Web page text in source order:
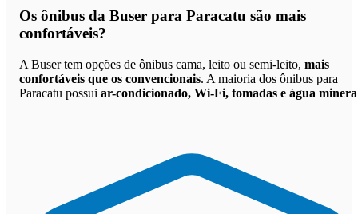
Os ônibus da Buser para Paracatu são mais
confortáveis?
A Buser tem opções de ônibus cama, leito ou semi-leito, mais
confortáveis que os convencionais. A maioria dos ônibus para
Paracatu possui ar-condicionado, Wi-Fi, tomadas e água